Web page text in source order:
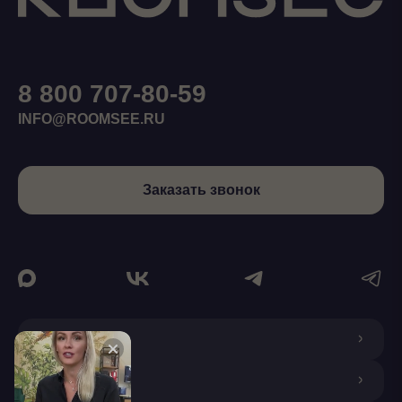
О КОМПАНИИ
ДИЗАЙНЕРАМ
8 800 707-80-59
INFO@ROOMSEE.RU
Заказать звонок